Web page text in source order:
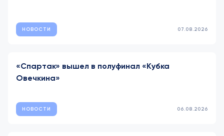
НОВОСТИ 07.08.2026
«Спартак» вышел в полуфинал «Кубка
Овечкина»
НОВОСТИ 06.08.2026